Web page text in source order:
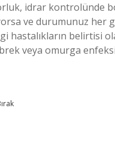
idrar kontrolünde
ve durumunuz
hastalıkların belirtisi
veya omurga